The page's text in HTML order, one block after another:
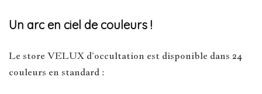
Un arc en ciel de couleurs !
Le store VELUX d’occultation est disponible dans 24
couleurs en standard :